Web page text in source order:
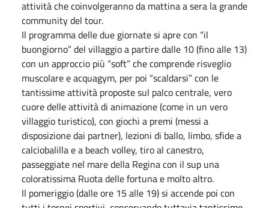
attività che coinvolgeranno da mattina a sera la grande
community del tour.
Il programma delle due giornate si apre con “il
buongiorno” del villaggio a partire dalle 10 (fino alle 13)
con un approccio più “soft” che comprende risveglio
muscolare e acquagym, per poi “scaldarsi” con le
tantissime attività proposte sul palco centrale, vero
cuore delle attività di animazione (come in un vero
villaggio turistico), con giochi a premi (messi a
disposizione dai partner), lezioni di ballo, limbo, sfide a
calciobalilla e a beach volley, tiro al canestro,
passeggiate nel mare della Regina con il sup una
coloratissima Ruota delle fortuna e molto altro.
Il pomeriggio (dalle ore 15 alle 19) si accende poi con